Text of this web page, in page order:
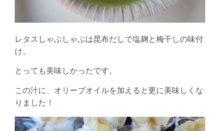
レタスしゃぶしゃぶは昆布だしで塩麹と梅干しの味付
け。
とっても美味しかったです。
この汁に、オリーブオイルを加えると更に美味しくな
りました！